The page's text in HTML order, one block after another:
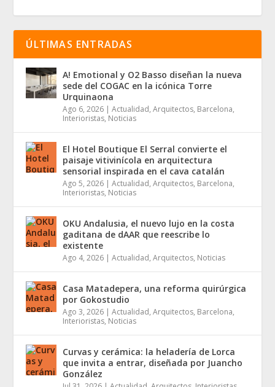
ÚLTIMAS ENTRADAS
A! Emotional y O2 Basso diseñan la nueva
sede del COGAC en la icónica Torre
Urquinaona
Ago 6, 2026 |Actualidad,Arquitectos, Barcelona,
Interioristas, Noticias
El Hotel Boutique El Serral convierte el
paisaje vitivinícola en arquitectura
sensorial inspirada en el cava catalán
Ago 5, 2026 |Actualidad,Arquitectos, Barcelona,
Interioristas, Noticias
OKU Andalusia, el nuevo lujo en la costa
gaditana de dAAR que reescribe lo
existente
Ago 4, 2026 |Actualidad,Arquitectos, Noticias
Casa Matadepera, una reforma quirúrgica
por Gokostudio
Ago 3, 2026 |Actualidad,Arquitectos, Barcelona,
Interioristas, Noticias
Curvas y cerámica: la heladería de Lorca
que invita a entrar, diseñada por Juancho
González